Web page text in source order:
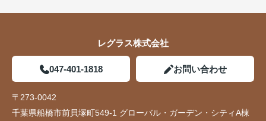
レグラス株式会社
047-401-1818 お問い合わせ
〒273-0042
千葉県船橋市前貝塚町549-1 グローバル・ガーデン・シティA棟